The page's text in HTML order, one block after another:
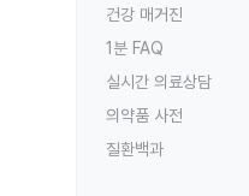
건강 매거진
1분 FAQ
실시간 의료상담
의약품 사전
질환백과